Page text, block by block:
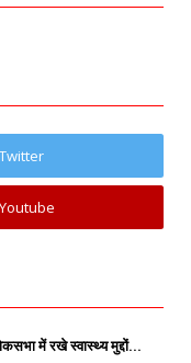
Twitter
Youtube
में रखे स्वास्थ्य मुद्दों...